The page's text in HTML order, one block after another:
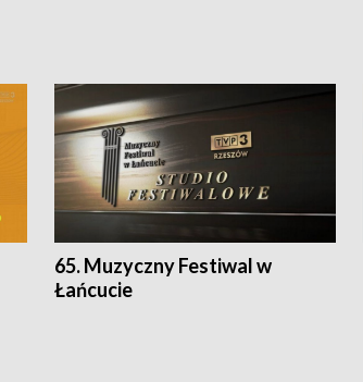
65. Muzyczny Festiwal w
Łańcucie